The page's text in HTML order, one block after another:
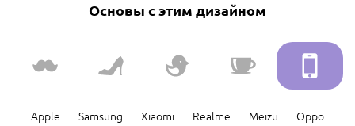
Основы с этим дизайном
Apple Samsung Xiaomi Realme Meizu Oppo